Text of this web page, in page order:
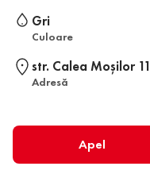
Gri
Culoare
str. Calea Moşilor 11
Adresă
Apel